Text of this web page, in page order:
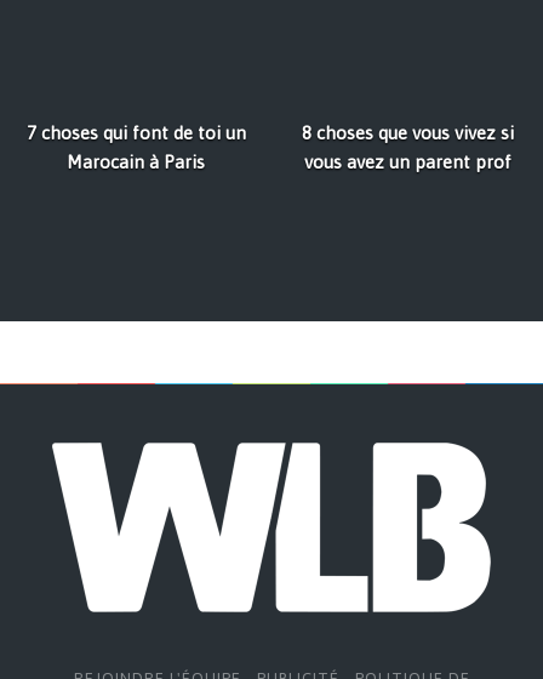
7 choses qui font de toi un
Marocain à Paris
8 choses que vous vivez si
vous avez un parent prof